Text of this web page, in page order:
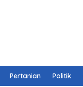
Pertanian Politik